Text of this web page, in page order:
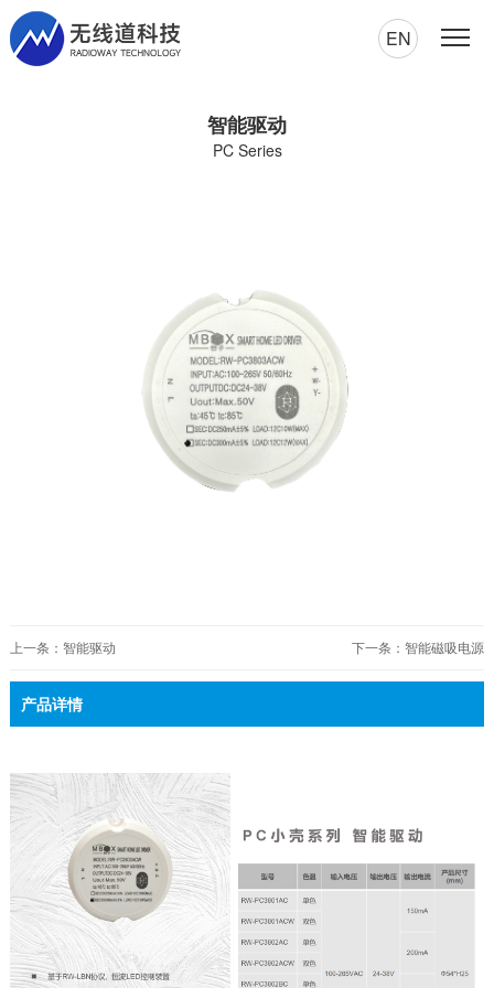
EN
智能驱动
PC Series
上一条：智能驱动 下一条：智能磁吸电源
产品详情